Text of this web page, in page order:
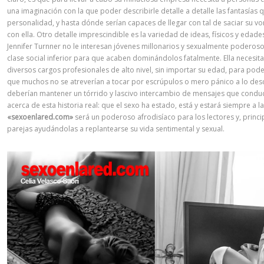
una imaginación con la que poder describirle detalle a detalle las fantasías
personalidad, y hasta dónde serían capaces de llegar con tal de saciar su
con ella. Otro detalle imprescindible es la variedad de ideas, físicos y
Jennifer Turnner no le interesan jóvenes millonarios y sexualmente
clase social inferior para que acaben dominándolos fatalmente. Ella
diversos cargos profesionales de alto nivel, sin importar su edad, para
que muchos no se atreverían a tocar por escrúpulos o mero pánico a lo
deberían mantener un tórrido y lascivo intercambio de mensajes que
acerca de esta historia real: que el sexo ha estado, está y estará siempre a
«sexoenlared.com» será un poderoso afrodisíaco para los lectores y,
parejas ayudándolas a replantearse su vida sentimental y sexual.